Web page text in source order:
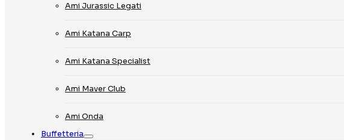
Ami Jurassic Legati
Ami Katana Carp
Ami Katana Specialist
Ami Maver Club
Ami Onda
Buffetteria